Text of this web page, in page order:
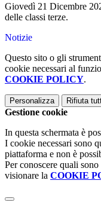
Giovedì 21 Dicembre
delle classi terze.
Notizie
Questo sito o gli
cookie necessari al
COOKIE POLICY.
Personalizza Rifiuta
Gestione cookie
In questa schermata è
I cookie necessari sono
piattaforma e non è
Per conoscere quali
visionare la COOKIE